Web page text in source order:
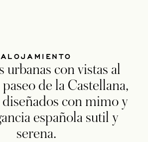
ALOJAMIENTO
urbanas con vistas al
de la Castellana,
con mimo y
española sutil y
serena.